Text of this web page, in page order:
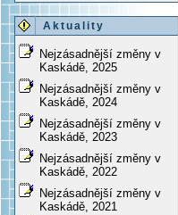
Aktuality
Nejzásadnější změny v
Kaskádě, 2025
Nejzásadnější změny v
Kaskádě, 2024
Nejzásadnější změny v
Kaskádě, 2023
Nejzásadnější změny v
Kaskádě, 2022
Nejzásadnější změny v
Kaskádě, 2021